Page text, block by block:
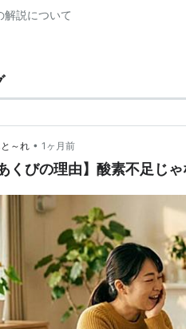
解説について
～れ • 1ヶ月前
あくびの理由】酸素不足じ